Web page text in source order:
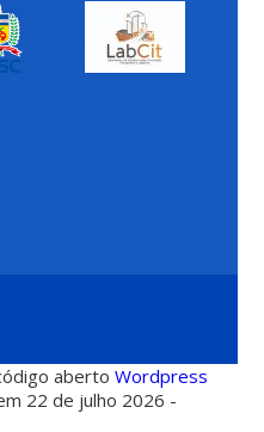
abertoWordpress
22 de julho 2026 -